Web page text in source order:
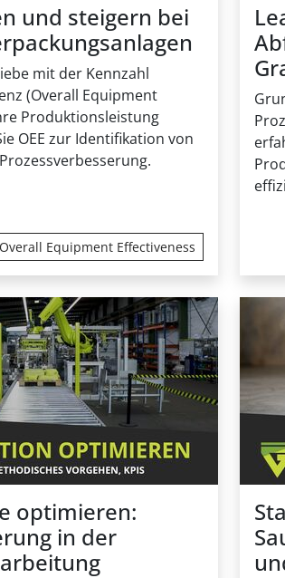
und steigern bei
mit der Kennzahl
(Overall Equipment
Produktionsleistung
OEE zur Identifikation von
Overall Equipment Effectiveness
optimieren:
in der